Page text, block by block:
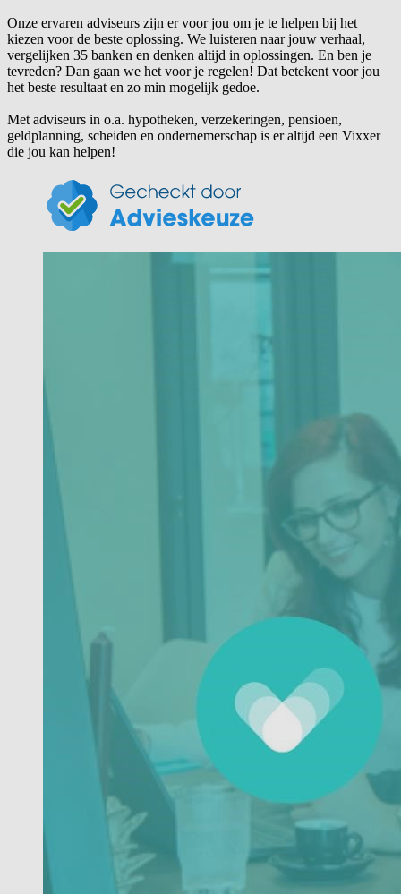
Onze ervaren adviseurs zijn er voor jou om je te helpen bij het
kiezen voor de beste oplossing. We luisteren naar jouw verhaal,
vergelijken 35 banken en denken altijd in oplossingen. En ben je
tevreden? Dan gaan we het voor je regelen! Dat betekent voor jou
het beste resultaat en zo min mogelijk gedoe.
Met adviseurs in o.a. hypotheken, verzekeringen, pensioen,
geldplanning, scheiden en ondernemerschap is er altijd een Vixxer
die jou kan helpen!